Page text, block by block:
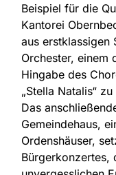
Beispiel für die
Kantorei
aus erstklassigen
Orchester, einem
Hingabe des
„Stella Natalis“
Das
Gemeindehaus,
Ordenshäuser,
Bürgerkonzertes,